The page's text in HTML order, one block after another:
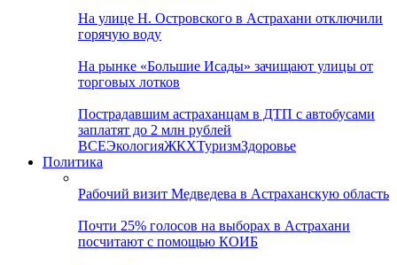
На улице Н. Островского в Астрахани отключили
горячую воду
На рынке «Большие Исады» зачищают улицы от
торговых лотков
Пострадавшим астраханцам в ДТП с автобусами
заплатят до 2 млн рублей
ВСЕЭкологияЖКХТуризмЗдоровье
Политика
Рабочий визит Медведева в Астраханскую область
Почти 25% голосов на выборах в Астрахани
посчитают с помощью КОИБ